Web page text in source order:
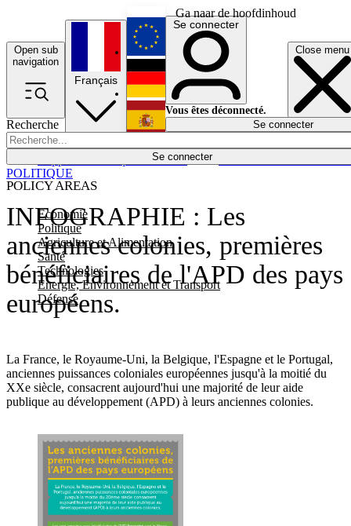
Ga naar de hoofdinhoud
Open sub
navigation
Close menu
Recherche
Se connecter
POLICY AREAS
Economie
Politique
Agriculture et Alimentation
Santé
Technologies
Energie, Environnement et Transport
Défense
Économie
Français
English
Deutsch
Español
Se connecter
Vous êtes déconnecté.
Se connecter
INFOGRAPHIE : Les
anciennes colonies, premières
bénéficiaires de l'APD des pays
européens.
La France, le Royaume-Uni, la Belgique, l'Espagne et le Portugal,
anciennes puissances coloniales européennes jusqu'à la moitié du
XXe siècle, consacrent aujourd'hui une majorité de leur aide
publique au développement (APD) à leurs anciennes colonies.
POLITIQUE